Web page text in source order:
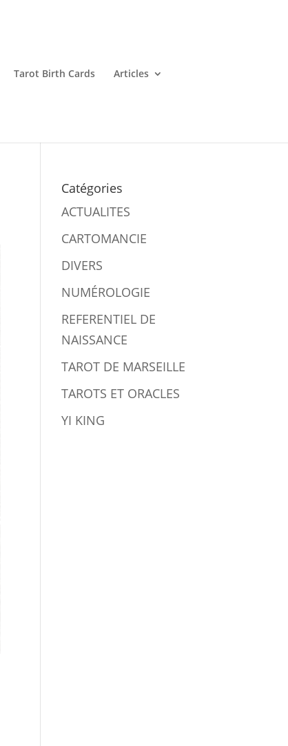
Tarot Birth Cards Articles
Catégories
ACTUALITES
CARTOMANCIE
DIVERS
NUMÉROLOGIE
REFERENTIEL DE
NAISSANCE
TAROT DE MARSEILLE
TAROTS ET ORACLES
YI KING